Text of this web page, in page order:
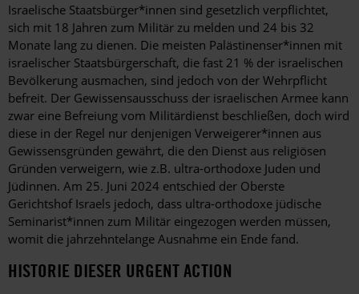
Israelische Staatsbürger*innen sind gesetzlich verpflichtet,
sich mit 18 Jahren zum Militär zu melden und 24 bis 32
Monate lang zu dienen. Die meisten Palästinenser*innen mit
israelischer Staatsbürgerschaft, die fast 21 % der israelischen
Bevölkerung ausmachen, sind jedoch von der Wehrpflicht
befreit. Der Gewissensausschuss der israelischen Armee kann
zwar eine Befreiung vom Militärdienst beschließen, doch wird
diese in der Regel nur denjenigen Verweigerer*innen aus
Gewissensgründen gewährt, die den Dienst aus religiösen
Gründen verweigern, wie z.B. ultra-orthodoxe Juden und
Jüdinnen. Am 25. Juni 2024 entschied der Oberste
Gerichtshof Israels jedoch, dass ultra-orthodoxe jüdische
Seminarist*innen zum Militär eingezogen werden müssen,
womit die jahrzehntelange Ausnahme ein Ende fand.
HISTORIE DIESER URGENT ACTION